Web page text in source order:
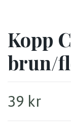
Kopp
brun/
39 kr